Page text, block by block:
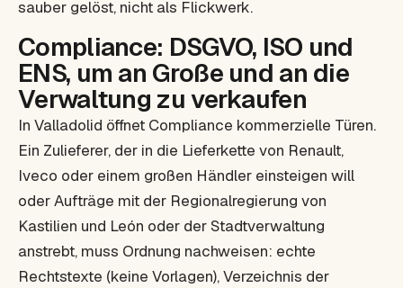
sauber gelöst, nicht als Flickwerk.
Compliance: DSGVO, ISO und
ENS, um an Große und an die
Verwaltung zu verkaufen
In Valladolid öffnet Compliance kommerzielle Türen.
Ein Zulieferer, der in die Lieferkette von Renault,
Iveco oder einem großen Händler einsteigen will
oder Aufträge mit der Regionalregierung von
Kastilien und León oder der Stadtverwaltung
anstrebt, muss Ordnung nachweisen: echte
Rechtstexte (keine Vorlagen), Verzeichnis der